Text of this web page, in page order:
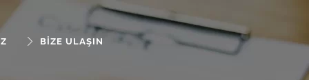
BIZE ULAŞIN